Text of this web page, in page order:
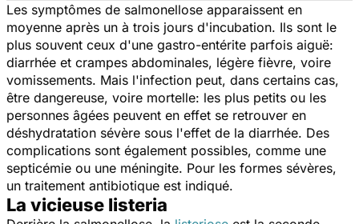
Les symptômes de salmonellose apparaissent en
moyenne après un à trois jours d'incubation. Ils sont le
plus souvent ceux d'une gastro-entérite parfois aiguë:
diarrhée et crampes abdominales, légère fièvre, voire
vomissements. Mais l'infection peut, dans certains cas,
être dangereuse, voire mortelle: les plus petits ou les
personnes âgées peuvent en effet se retrouver en
déshydratation sévère sous l'effet de la diarrhée. Des
complications sont également possibles, comme une
septicémie ou une méningite. Pour les formes sévères,
un traitement antibiotique est indiqué.
La vicieuse listeria